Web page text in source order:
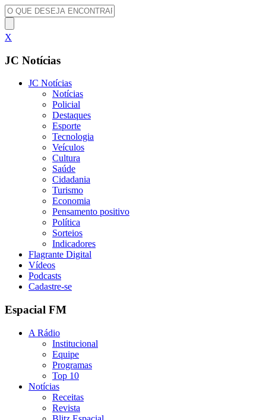
X
JC Notícias
JC Notícias
Notícias
Policial
Destaques
Esporte
Tecnologia
Veículos
Cultura
Saúde
Cidadania
Turismo
Economia
Pensamento positivo
Política
Sorteios
Indicadores
Flagrante Digital
Vídeos
Podcasts
Cadastre-se
Espacial FM
A Rádio
Institucional
Equipe
Programas
Top 10
Notícias
Receitas
Revista